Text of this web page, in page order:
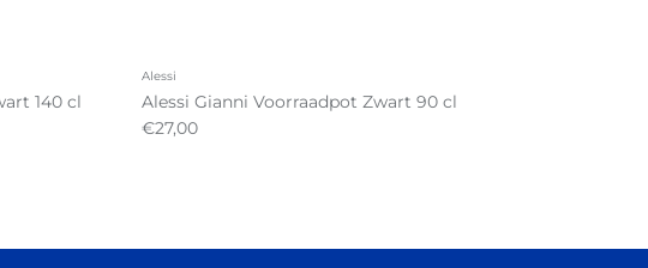
140 cl
Alessi
Alessi Gianni Voorraadpot Zwart 90 cl
€27,00